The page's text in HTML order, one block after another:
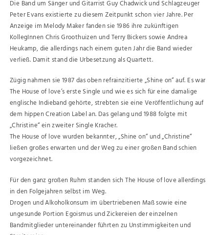
Die Band um Sänger und Gitarrist Guy Chadwick und Schlagzeuger
Peter Evans existierte zu diesem Zeitpunkt schon vier Jahre. Per
Anzeige im Melody Maker fanden sie 1986 ihre zukünftigen
KollegInnen Chris Groothuizen und Terry Bickers sowie Andrea
Heukamp, die allerdings nach einem guten Jahr die Band wieder
verließ. Damit stand die Urbesetzung als Quartett.
Zügig nahmen sie 1987 das oben refrainzitierte „Shine on“ auf. Es war
The House of love’s erste Single und wie es sich für eine damalige
englische Indieband gehörte, strebten sie eine Veröffentlichung auf
dem hippen Creation Label an. Das gelang und 1988 folgte mit
„Christine“ ein zweiter Single Kracher.
The House of love wurden bekannter, „Shine on“ und „Christine“
ließen großes erwarten und der Weg zu einer großen Band schien
vorgezeichnet.
Für den ganz großen Ruhm standen sich The House of love allerdings
in den Folgejahren selbst im Weg.
Drogen und Alkoholkonsum im übertriebenen Maß sowie eine
ungesunde Portion Egoismus und Zickereien der einzelnen
Bandmitglieder untereinander führten zu Unstimmigkeiten und